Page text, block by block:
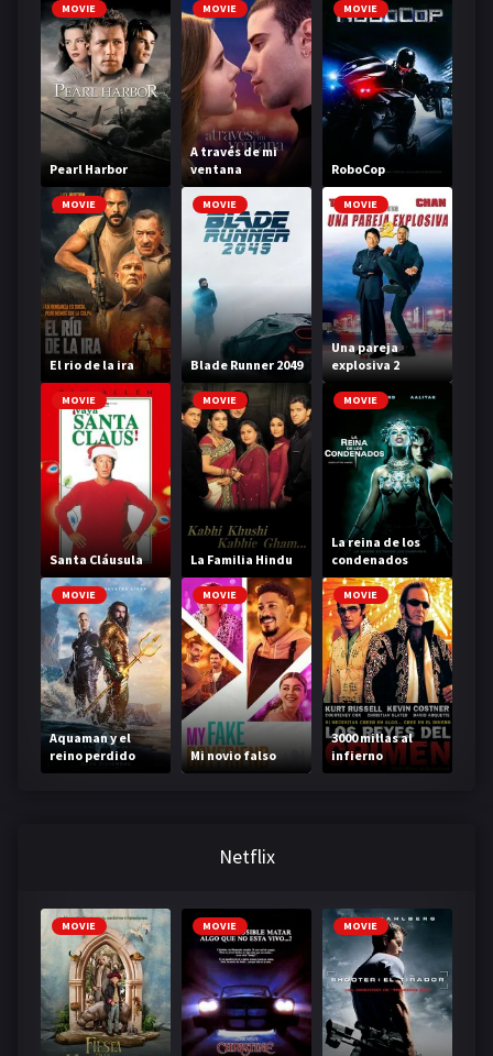
MOVIE
Pearl Harbor
MOVIE
A través de mi
ventana
MOVIE
RoboCop
MOVIE
El rio de la ira
MOVIE
Blade Runner 2049
MOVIE
Una pareja
explosiva 2
MOVIE
Santa Cláusula
MOVIE
La Familia Hindu
MOVIE
La reina de los
condenados
MOVIE
Aquaman y el
reino perdido
MOVIE
Mi novio falso
MOVIE
3000 millas al
infierno
Netflix
MOVIE MOVIE MOVIE